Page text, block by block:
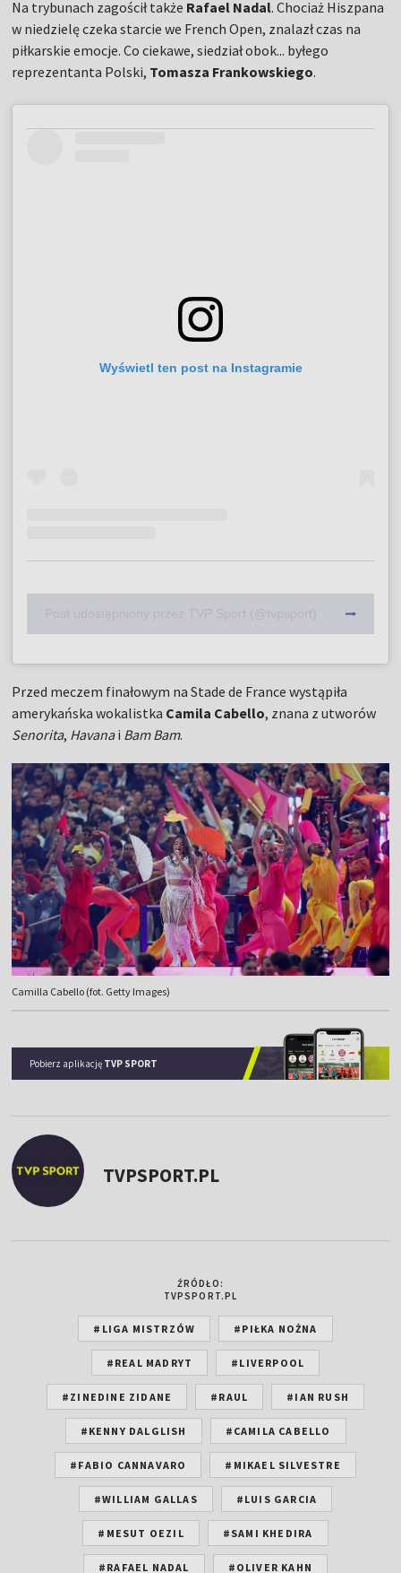
Na trybunach zagościł także Rafael Nadal. Chociaż Hiszpana
w niedzielę czeka starcie we French Open, znalazł czas na
piłkarskie emocje. Co ciekawe, siedział obok... byłego
reprezentanta Polski, Tomasza Frankowskiego.
Wyświetl ten post na Instagramie
Post udostępniony przez TVP Sport (@tvpsport)
Przed meczem finałowym na Stade de France wystąpiła
amerykańska wokalistka Camila Cabello, znana z utworów
Senorita, Havanai Bam Bam.
Camilla Cabello (fot. Getty Images)
Pobierz aplikację TVP SPORT
TVPSPORT.PL
ŹRÓDŁO:
TVPSPORT.PL
#LIGA MISTRZÓW #PIŁKA NOŻNA
#REAL MADRYT #LIVERPOOL
#ZINEDINE ZIDANE #RAUL #IAN RUSH
#KENNY DALGLISH #CAMILA CABELLO
#FABIO CANNAVARO #MIKAEL SILVESTRE
#WILLIAM GALLAS #LUIS GARCIA
#MESUT OEZIL #SAMI KHEDIRA
#RAFAEL NADAL #OLIVER KAHN